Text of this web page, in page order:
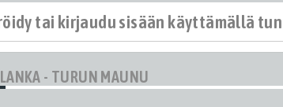
tai kirjaudu sisään käyttämällä
- TURUN MAUNU